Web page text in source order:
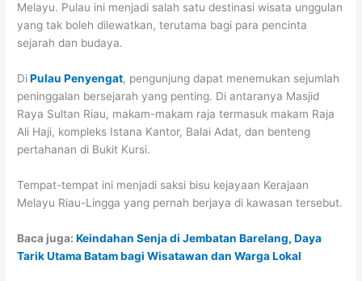
Melayu. Pulau ini menjadi salah satu destinasi wisata unggulan
yang tak boleh dilewatkan, terutama bagi para pencinta
sejarah dan budaya.
DiPulau Penyengat, pengunjung dapat menemukan sejumlah
peninggalan bersejarah yang penting. Di antaranya Masjid
Raya Sultan Riau, makam-makam raja termasuk makam Raja
Ali Haji, kompleks Istana Kantor, Balai Adat, dan benteng
pertahanan di Bukit Kursi.
Tempat-tempat ini menjadi saksi bisu kejayaan Kerajaan
Melayu Riau-Lingga yang pernah berjaya di kawasan tersebut.
Baca juga:Keindahan Senja di Jembatan Barelang, Daya
Tarik Utama Batam bagi Wisatawan dan Warga Lokal